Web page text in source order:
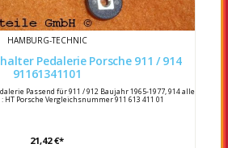
HAMBURG-TECHNIC
Pedalerie Porsche 911 / 914
91161341101
Passend für 911 / 912 Baujahr 1965-1977, 914 alle
Porsche Vergleichsnummer 911 613 411 01
21,42 €*